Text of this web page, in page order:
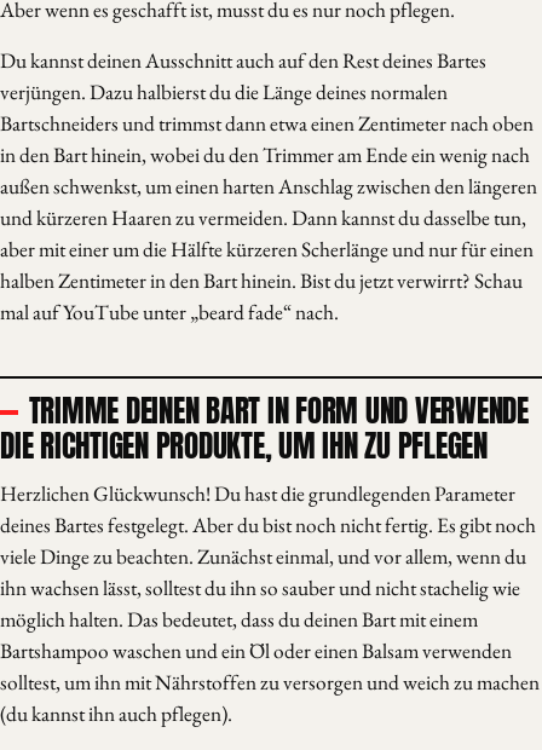
Aber wenn es geschafft ist, musst du es nur noch pflegen.
Du kannst deinen Ausschnitt auch auf den Rest deines Bartes
verjüngen. Dazu halbierst du die Länge deines normalen
Bartschneiders und trimmst dann etwa einen Zentimeter nach oben
in den Bart hinein, wobei du den Trimmer am Ende ein wenig nach
außen schwenkst, um einen harten Anschlag zwischen den längeren
und kürzeren Haaren zu vermeiden. Dann kannst du dasselbe tun,
aber mit einer um die Hälfte kürzeren Scherlänge und nur für einen
halben Zentimeter in den Bart hinein. Bist du jetzt verwirrt? Schau
mal auf YouTube unter „beard fade“ nach.
TRIMME DEINEN BART IN FORM UND VERWENDE
DIE RICHTIGEN PRODUKTE, UM IHN ZU PFLEGEN
Herzlichen Glückwunsch! Du hast die grundlegenden Parameter
deines Bartes festgelegt. Aber du bist noch nicht fertig. Es gibt noch
viele Dinge zu beachten. Zunächst einmal, und vor allem, wenn du
ihn wachsen lässt, solltest du ihn so sauber und nicht stachelig wie
möglich halten. Das bedeutet, dass du deinen Bart mit einem
Bartshampoo waschen und ein Öl oder einen Balsam verwenden
solltest, um ihn mit Nährstoffen zu versorgen und weich zu machen
(du kannst ihn auch pflegen).